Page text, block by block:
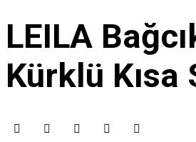
LEILA
Kürklü Kısa